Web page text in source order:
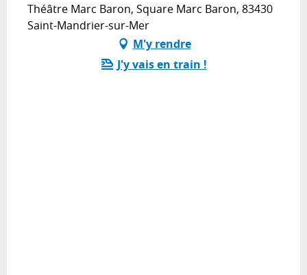
Théâtre Marc Baron, Square Marc Baron, 83430
Saint-Mandrier-sur-Mer
M'y rendre
J'y vais en train !